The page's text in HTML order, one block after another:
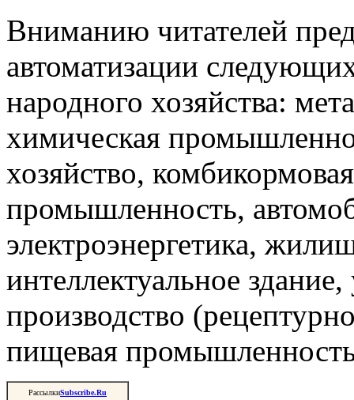
Вниманию читателей
автоматизации
народного хозяйства:
химическая
хозяйство,
промышленность,
электроэнергетика,
интеллектуальное
производство
пищевая
РассылкиSubscribe.Ru